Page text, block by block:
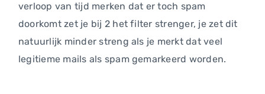
verloop van tijd merken dat er toch spam
doorkomt zet je bij 2 het filter strenger, je zet dit
natuurlijk minder streng als je merkt dat veel
legitieme mails als spam gemarkeerd worden.